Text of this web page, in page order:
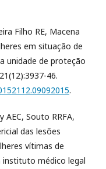
Filho RE, Macena
em situação de
unidade de proteção
46.
.
AEC, Souto RRFA,
das lesões
vítimas de
instituto médico legal